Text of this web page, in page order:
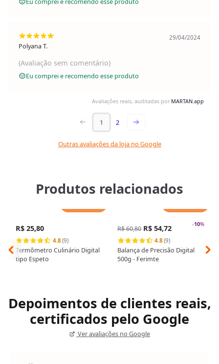
Polyana T.
29/04/2024
(Avaliação sem comentário)
Eu comprei e recomendo esse produto
Avaliações reais, auditadas por MARTAN.app
1 2
Outras avaliações da loja no Google
Produtos relacionados
R$ 25,80
4.8(9)
Termômetro Culinário Digital
tipo Espeto
-10%
R$ 60,80 R$ 54,72
4.8(9)
Balança de Precisão Digital
500g - Ferimte
Depoimentos de clientes reais,
certificados pelo Google
Ver avaliações no Google